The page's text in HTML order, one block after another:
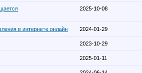
2025-10-08
в интернете онлайн 2024-01-29
2023-10-29
2025-01-11